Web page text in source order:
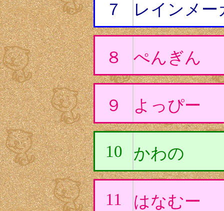
７ レインメー
８ ぺんぎん
９ よっぴー
10 かわの
11 はなむー